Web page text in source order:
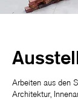
Arbeiten aus den
Architektur,